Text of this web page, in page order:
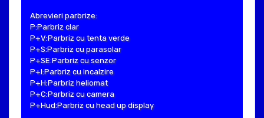
Abrevieri parbrize:
P:Parbriz clar
P+V:Parbriz cu tenta verde
P+S:Parbriz cu parasolar
P+SE:Parbriz cu senzor
P+I:Parbriz cu incalzire
P+H:Parbriz heliomat
P+C:Parbriz cu camera
P+Hud:Parbriz cu head up display